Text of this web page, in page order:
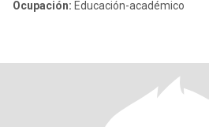
Ocupación: Educación-académico